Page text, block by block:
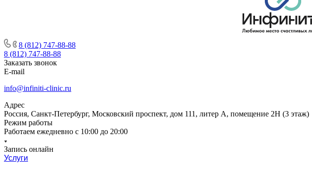
8 (812) 747-88-88
8 (812) 747-88-88
Заказать звонок
E-mail
info@infiniti-clinic.ru
Адрес
Россия, Санкт-Петербург, Московский проспект, дом 111, литер А, помещение 2Н (3 этаж)
Режим работы
Работаем ежедневно с 10:00 до 20:00
Запись онлайн
Услуги